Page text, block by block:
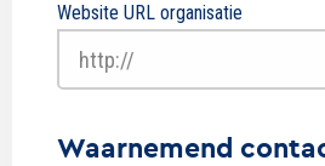
Website URL organisatie
Waarnemend